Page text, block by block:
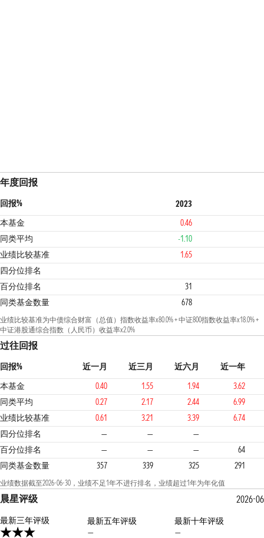
年度回报
回报%
2023
本基金
0.46
同类平均
-1.10
业绩比较基准
1.65
四分位排名
2 3
百分位排名
31
同类基金数量
678
业绩比较基准为中债综合财富（总值）指数收益率x80.0% + 中证800指数收益率x18.0% +
中证港股通综合指数（人民币）收益率x2.0%
过往回报
回报% 近一月 近三月 近六月
近一年
本基金
0.40 1.55 1.94
3.62
同类平均
0.27 2.17 2.44
6.99
业绩比较基准
0.61 3.21 3.39
6.74
四分位排名
— — —
3 4
百分位排名 — — —
64
同类基金数量
357 339 325 291
业绩数据截至2026-06-30，业绩不足1年不进行排名，业绩超过1年为年化值
晨星评级 2026-06
最新三年评级
最新五年评级
—
最新十年评级
—